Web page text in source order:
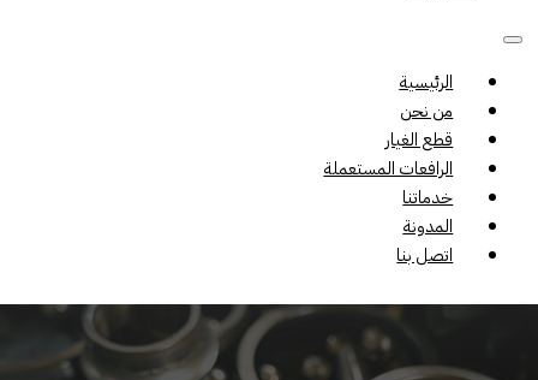
الرئيسية
من نحن
قطع الغيار
الرافعات المستعملة
خدماتنا
المدونة
اتصل بنا